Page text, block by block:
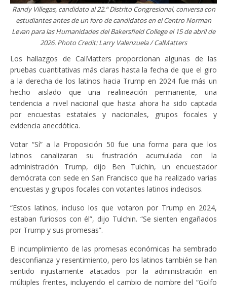
Randy Villegas, candidato al 22.º Distrito Congresional, conversa con
estudiantes antes de un foro de candidatos en el Centro Norman
Levan para las Humanidades del Bakersfield College el 15 de abril de
2026. Photo Credit: Larry Valenzuela / CalMatters
Los hallazgos de CalMatters proporcionan algunas de las
pruebas cuantitativas más claras hasta la fecha de que el giro
a la derecha de los latinos hacia Trump en 2024 fue más un
hecho aislado que una realineación permanente, una
tendencia a nivel nacional que hasta ahora ha sido captada
por encuestas estatales y nacionales, grupos focales y
evidencia anecdótica.
Votar “Sí” a la Proposición 50 fue una forma para que los
latinos canalizaran su frustración acumulada con la
administración Trump, dijo Ben Tulchin, un encuestador
demócrata con sede en San Francisco que ha realizado varias
encuestas y grupos focales con votantes latinos indecisos.
“Estos latinos, incluso los que votaron por Trump en 2024,
estaban furiosos con él”, dijo Tulchin. “Se sienten engañados
por Trump y sus promesas”.
El incumplimiento de las promesas económicas ha sembrado
desconfianza y resentimiento, pero los latinos también se han
sentido injustamente atacados por la administración en
múltiples frentes, incluyendo el cambio de nombre del “Golfo